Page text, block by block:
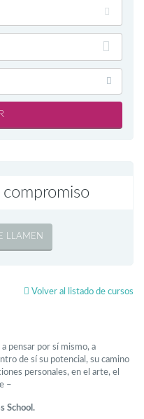
compromiso
Volver al listado de cursos
pensar por sí mismo, a
de sí su potencial, su camino
personales, en el arte, el
–
School.